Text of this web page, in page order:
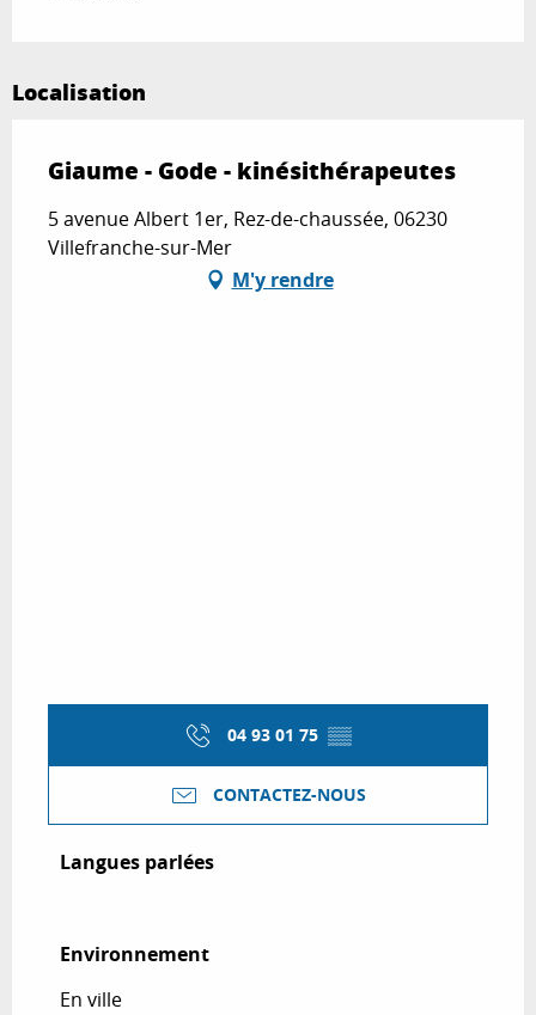
Localisation
Giaume - Gode - kinésithérapeutes
5 avenue Albert 1er, Rez-de-chaussée, 06230
Villefranche-sur-Mer
M'y rendre
04 93 01 75 ▒▒
CONTACTEZ-NOUS
Langues parlées
Langues parlées
Environnement
Environnement
En ville